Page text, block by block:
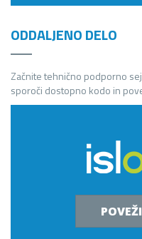
ODDALJENO DELO
Začnite tehnično podporno
sporoči dostopno kodo in